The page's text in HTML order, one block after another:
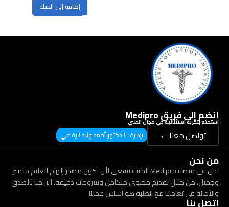
إضافة إلى السلة
انضم إلى فريق Medipro
استمتع بتجربة استثنائية في مجال الطبي
تواصل معنا ← بإدارة : الدكتور أحمد وليد الرفاعي
من نحن
نحن في منصة Medipro الطبية نسعى لأن نكون مصدر إلهام لتعليم متميز
وجميل، من خلال تقديم محتوى متكامل وشروحات دقيقة. التزامنا بالصدق
والأمانة في تعاملنا مع الطلبة هو أساس عملنا
إتصل بنا